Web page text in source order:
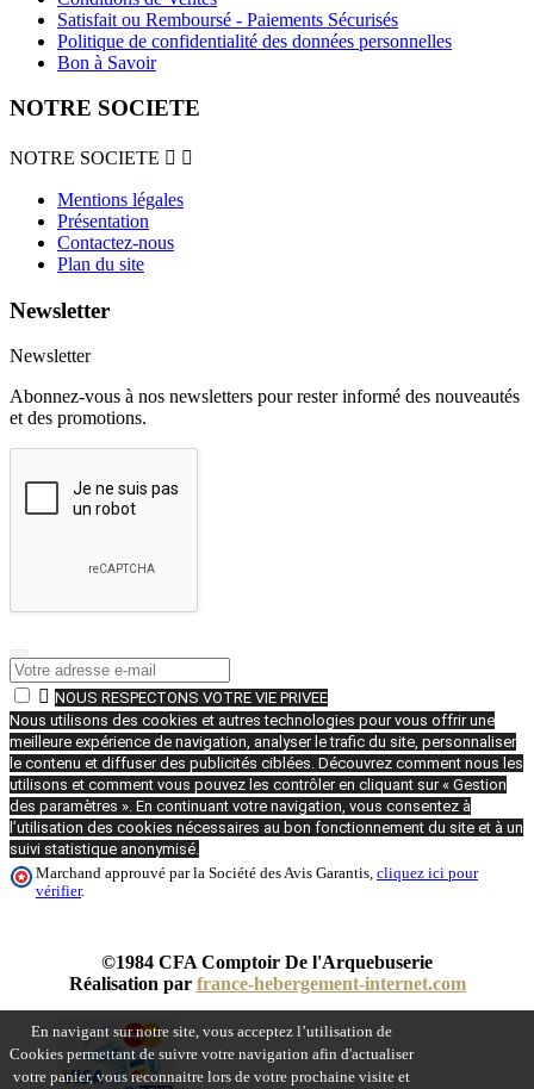
En navigant sur notre site, vous acceptez l’utilisation de
Cookies permettant de suivre votre navigation afin d'actualiser
votre panier, vous reconnaitre lors de votre prochaine visite et
Satisfait ou Remboursé - Paiements Sécurisés
Politique de confidentialité des données personnelles
Bon à Savoir
NOTRE SOCIETE
NOTRE SOCIETE  
Mentions légales
Présentation
Contactez-nous
Plan du site
Newsletter
Newsletter
Abonnez-vous à nos newsletters pour rester informé des nouveautés
et des promotions.
 NOUS RESPECTONS VOTRE VIE PRIVEE
Nous utilisons des cookies et autres technologies pour vous offrir une
meilleure expérience de navigation, analyser le trafic du site, personnaliser
le contenu et diffuser des publicités ciblées. Découvrez comment nous les
utilisons et comment vous pouvez les contrôler en cliquant sur « Gestion
des paramètres ». En continuant votre navigation, vous consentez à
l’utilisation des cookies nécessaires au bon fonctionnement du site et à un
suivi statistique anonymisé.
Marchand approuvé par la Société des Avis Garantis, cliquez ici pour
vérifier.
©1984 CFA Comptoir De l'Arquebuserie
Réalisation par france-hebergement-internet.com